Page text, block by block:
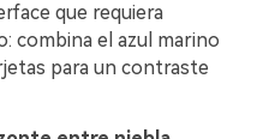
que requiera
combina el azul marino
para un contraste